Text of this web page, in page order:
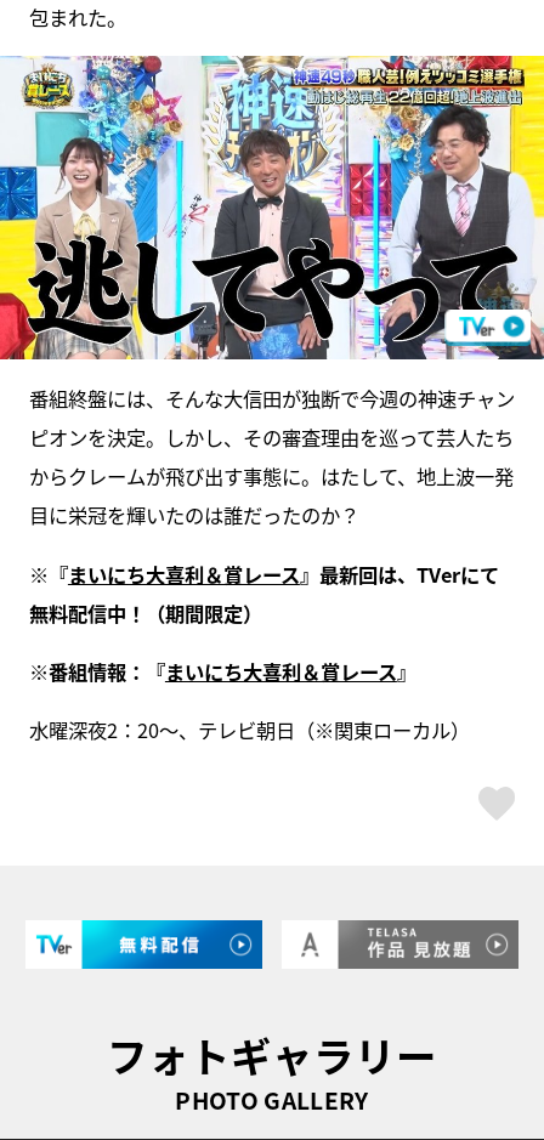
包まれた。
番組終盤には、そんな大信田が独断で今週の神速チャン
ピオンを決定。しかし、その審査理由を巡って芸人たち
からクレームが飛び出す事態に。はたして、地上波一発
目に栄冠を輝いたのは誰だったのか？
※『まいにち大喜利＆賞レース』最新回は、 TVerにて
無料配信中！（期間限定）
※番組情報：『まいにち大喜利＆賞レース』
水曜深夜2：20～、テレビ朝日（※関東ローカル）
フォトギャラリー
PHOTO GALLERY